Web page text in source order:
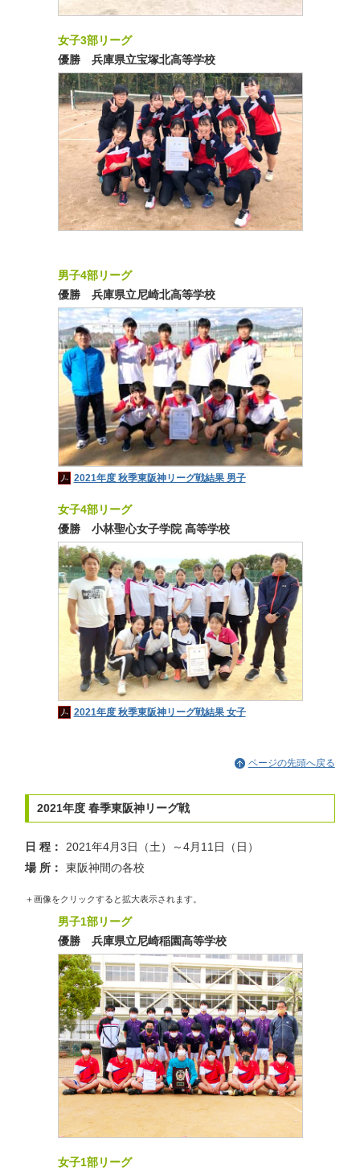
女子3部リーグ
優勝 兵庫県立宝塚北高等学校
男子4部リーグ
優勝 兵庫県立尼崎北高等学校
2021年度 秋季東阪神リーグ戦結果 男子
女子4部リーグ
優勝 小林聖心女子学院 高等学校
2021年度 秋季東阪神リーグ戦結果 女子
ページの先頭へ戻る
2021年度 春季東阪神リーグ戦
日 程：
2021年4月3日（土）～4月11日（日）
場 所：
東阪神間の各校
＋画像をクリックすると拡大表示されます。
男子1部リーグ
優勝 兵庫県立尼崎稲園高等学校
女子1部リーグ